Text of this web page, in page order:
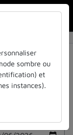
Point
sombre ou
et
instances).